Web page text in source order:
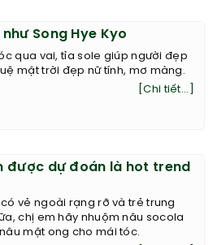
Song Hye Kyo
qua vai, tỉa sole giúp người đẹp
mặt trời đẹp nữ tính, mơ màng.
[Chi tiết...]
được dự đoán là hot trend
có vẻ ngoài rạng rỡ và trẻ trung
chị em hãy nhuộm nâu socola
mật ong cho mái tóc.